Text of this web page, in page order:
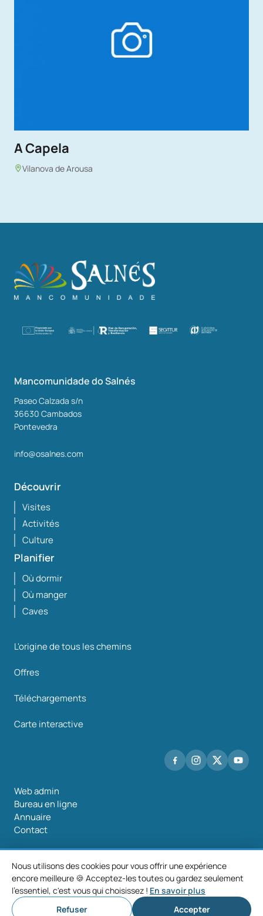
A Capela
Vilanova de Arousa
Mancomunidade do Salnés
Paseo Calzada s/n
36630 Cambados
Pontevedra
info@osalnes.com
Découvrir
Visites
Activités
Culture
Planifier
Où dormir
Où manger
Caves
L'origine de tous les chemins
Offres
Téléchargements
Carte interactive
Web admin
Bureau en ligne
Annuaire
Contact
©2026 Mancomunidade O Salnés
Mentions
Politique de
confidentialité
Politique de
cookies
Paramètres des
cookies
Nous utilisons des cookies pour vous offrir une expérience
encore meilleure 🍪 Acceptez-les toutes ou gardez seulement
l'essentiel, c'est vous qui choisissez ! En savoir plus
Refuser
Accepter